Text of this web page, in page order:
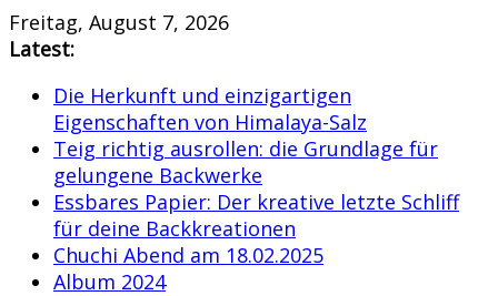
Skip
to
Freitag, August 7, 2026
Latest:
Die Herkunft und einzigartigen
Eigenschaften von Himalaya-Salz
Teig richtig ausrollen: die Grundlage für
gelungene Backwerke
Essbares Papier: Der kreative letzte Schliff
für deine Backkreationen
Chuchi Abend am 18.02.2025
Album 2024